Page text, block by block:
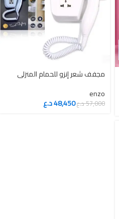
مجفف شعر إنزو للحمام المنزلي
enzo
57,000د.ع48,450د.ع